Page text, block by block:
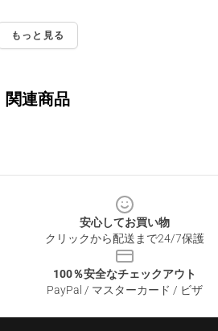
もっと見る
関連商品
安心してお買い物
クリックから配送まで24/7保護
100％安全なチェックアウト
PayPal / マスターカード / ビザ